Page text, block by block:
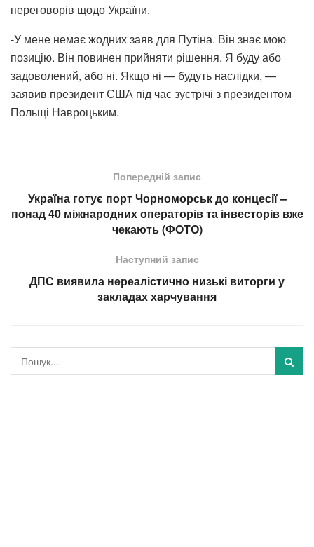
переговорів щодо України.
-У мене немає жодних заяв для Путіна. Він знає мою
позицію. Він повинен прийняти рішення. Я буду або
задоволений, або ні. Якщо ні — будуть наслідки, —
заявив президент США під час зустрічі з президентом
Польщі Навроцьким.
Попередній запис
Україна готує порт Чорноморськ до концесії –
понад 40 міжнародних операторів та інвесторів вже
чекають (ФОТО)
Наступний запис
ДПС виявила нереалістично низькі виторги у
закладах харчування